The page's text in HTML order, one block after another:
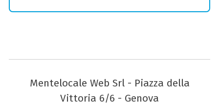
Mentelocale Web Srl - Piazza della
Vittoria 6/6 - Genova